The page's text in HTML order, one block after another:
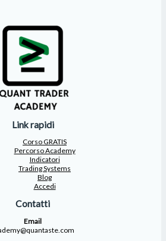
Link rapidi
Corso GRATIS
Percorso Academy
Indicatori
Trading Systems
Blog
Accedi
Contatti
Email